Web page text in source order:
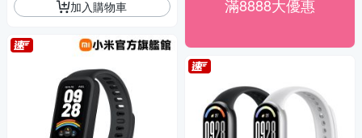
加入購物車 滿8888大優惠